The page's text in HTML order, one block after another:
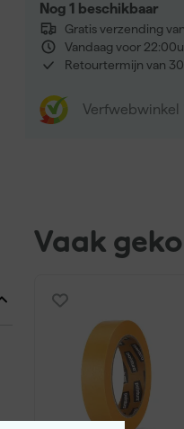
Nog 1 beschikbaar
Gratis verzending
Vandaag voor
Retourtermijn van
Verfwebwinkel
Vaak